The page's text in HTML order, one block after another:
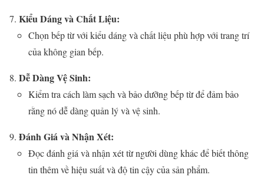
Kiểu Dáng và Chất Liệu:
Chọn bếp từ với kiểu dáng và chất liệu phù hợp với trang trí
của không gian bếp.
Dễ Dàng Vệ Sinh:
Kiểm tra cách làm sạch và bảo dưỡng bếp từ để đảm bảo
rằng nó dễ dàng quản lý và vệ sinh.
Đánh Giá và Nhận Xét:
Đọc đánh giá và nhận xét từ người dùng khác để biết thông
tin thêm về hiệu suất và độ tin cậy của sản phẩm.